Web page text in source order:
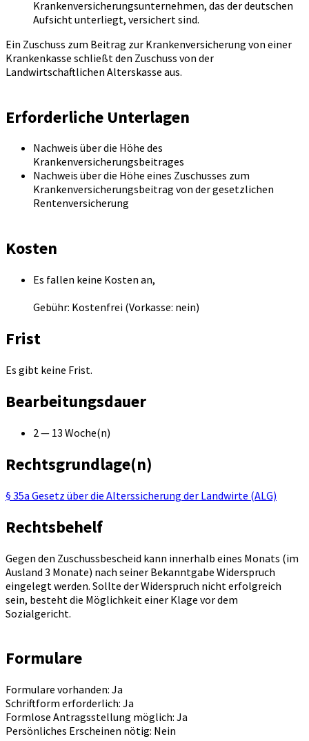
Krankenversicherungsunternehmen, das der deutschen
Aufsicht unterliegt, versichert sind.
Ein Zuschuss zum Beitrag zur Krankenversicherung von einer
Krankenkasse schließt den Zuschuss von der
Landwirtschaftlichen Alterskasse aus.
Erforderliche Unterlagen
Nachweis über die Höhe des
Krankenversicherungsbeitrages
Nachweis über die Höhe eines Zuschusses zum
Krankenversicherungsbeitrag von der gesetzlichen
Rentenversicherung
Kosten
Es fallen keine Kosten an,
Gebühr: Kostenfrei (Vorkasse: nein)
Frist
Es gibt keine Frist.
Bearbeitungsdauer
2 — 13 Woche(n)
Rechtsgrundlage(n)
§ 35a Gesetz über die Alterssicherung der Landwirte (ALG)
Rechtsbehelf
Gegen den Zuschussbescheid kann innerhalb eines Monats (im
Ausland 3 Monate) nach seiner Bekanntgabe Widerspruch
eingelegt werden. Sollte der Widerspruch nicht erfolgreich
sein, besteht die Möglichkeit einer Klage vor dem
Sozialgericht.
Formulare
Formulare vorhanden: Ja
Schriftform erforderlich: Ja
Formlose Antragsstellung möglich: Ja
Persönliches Erscheinen nötig: Nein